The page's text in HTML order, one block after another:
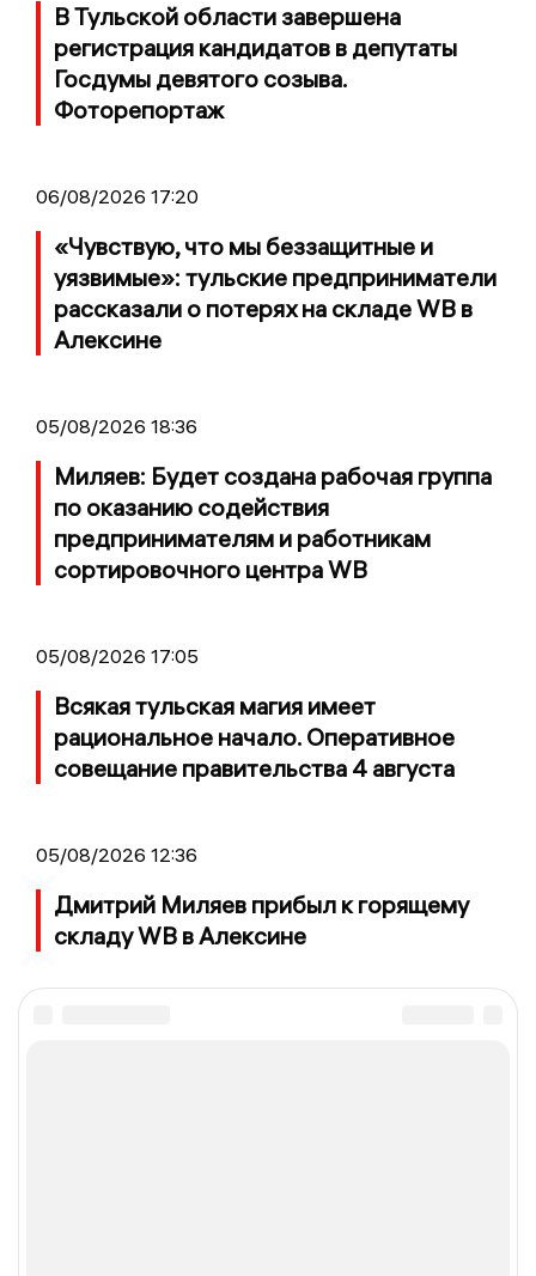
В Тульской области завершена
регистрация кандидатов в депутаты
Госдумы девятого созыва.
Фоторепортаж
06/08/2026 17:20
«Чувствую, что мы беззащитные и
уязвимые»: тульские предприниматели
рассказали о потерях на складе WB в
Алексине
05/08/2026 18:36
Миляев: Будет создана рабочая группа
по оказанию содействия
предпринимателям и работникам
сортировочного центра WB
05/08/2026 17:05
Всякая тульская магия имеет
рациональное начало. Оперативное
совещание правительства 4 августа
05/08/2026 12:36
Дмитрий Миляев прибыл к горящему
складу WB в Алексине